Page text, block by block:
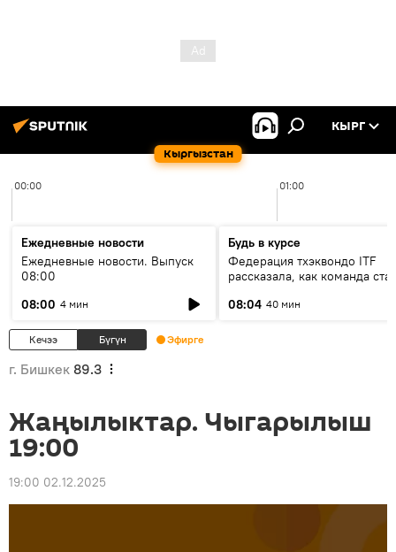
Кыргызстан
КЫРГ
00:00 01:00
Ежедневные новости
Ежедневные новости. Выпуск
08:00
08:00 4 мин
Будь в курсе
Федерация тхэквондо ITF
рассказала, как команда
08:04 40 мин
Кечээ Бүгүн Эфирге
г. Бишкек 89.3
Жаңылыктар. Чыгарылыш
19:00
19:00 02.12.2025